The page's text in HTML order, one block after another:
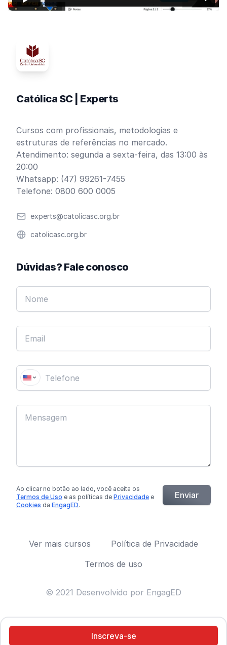
Inscreva-se
Católica SC | Experts
Cursos com profissionais, metodologias e
estruturas de referências no mercado.
Atendimento: segunda a sexta-feira, das 13:00 às
20:00
Whatsapp: (47) 99261-7455
Telefone: 0800 600 0005
Emailexperts@catolicasc.org.br
Websitecatolicasc.org.br
Dúvidas? Fale conosco
Ao clicar no botão ao lado, você aceita os
Termos de Uso e as políticas de Privacidade e
Cookies da EngagED.
Enviar
Ver mais cursos
Política de Privacidade
Termos de uso
© 2021 Desenvolvido por EngagED